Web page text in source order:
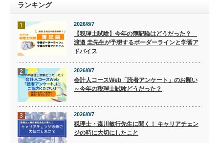
ランキング
1 2026/8/7
【税理士試験】今年の簿記論はどうだった？
渡邉 圭先生が予想するボーダーラインと学習ア
ドバイス
2 2026/8/7
会計人コースWeb「読者アンケート」のお願い
～今年の税理士試験どうだった？
3 2026/8/7
税理士・森川敏行先生に聞く！ キャリアチェン
ジの時に大切にしたこと